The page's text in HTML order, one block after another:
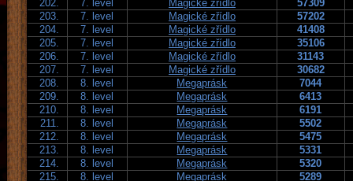
202.
7. level Magické zřídlo
57309
203.
7. level Magické zřídlo
57202
204.
7. level Magické zřídlo
41408
205.
7. level Magické zřídlo
35106
206.
7. level Magické zřídlo
31143
207.
7. level Magické zřídlo
30682
208.
8. level Megaprásk
7044
209.
8. level Megaprásk
6413
210.
8. level Megaprásk
6191
211.
8. level Megaprásk
5502
212.
8. level Megaprásk
5475
213.
8. level Megaprásk
5331
214.
8. level Megaprásk
5320
215.
8. level Megaprásk
5289